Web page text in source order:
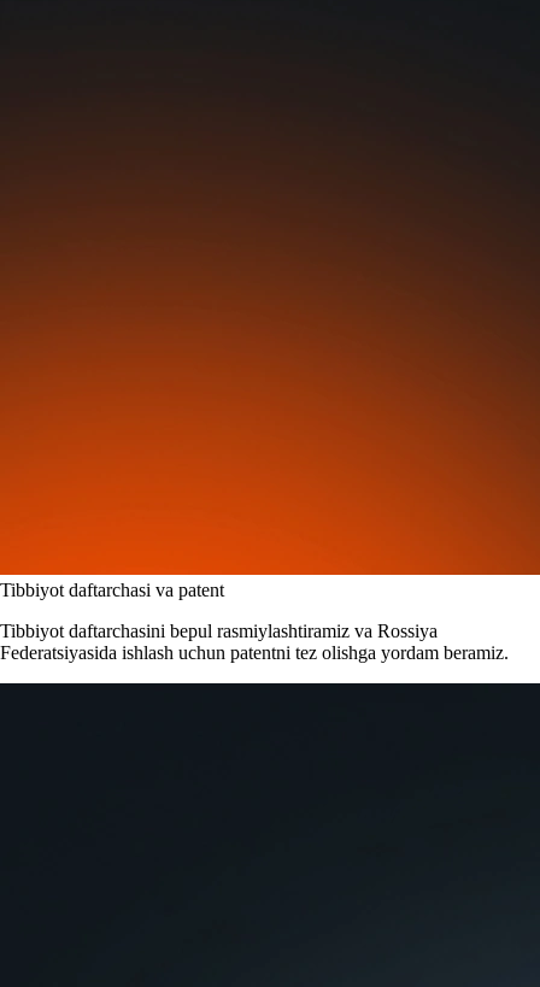
Tibbiyot daftarchasi va patent
Tibbiyot daftarchasini bepul rasmiylashtiramiz va Rossiya
Federatsiyasida ishlash uchun patentni tez olishga yordam beramiz.